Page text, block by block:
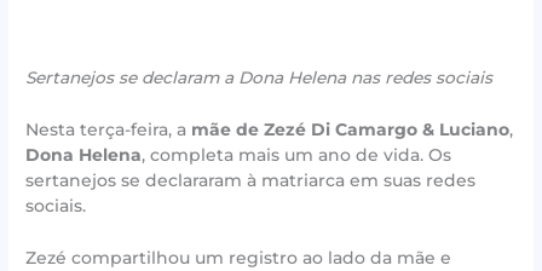
Sertanejos se declaram a Dona Helena nas redes sociais
Nesta terça-feira, a mãe de Zezé Di Camargo & Luciano,
Dona Helena, completa mais um ano de vida. Os
sertanejos se declararam à matriarca em suas redes
sociais.
Zezé compartilhou um registro ao lado da mãe e